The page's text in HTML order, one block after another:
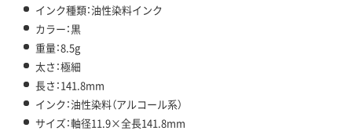
インク種類：油性染料インク
カラー：黒
重量：8.5g
太さ：極細
長さ：141.8mm
インク：油性染料（アルコール系）
サイズ：軸径11.9×全長141.8mm